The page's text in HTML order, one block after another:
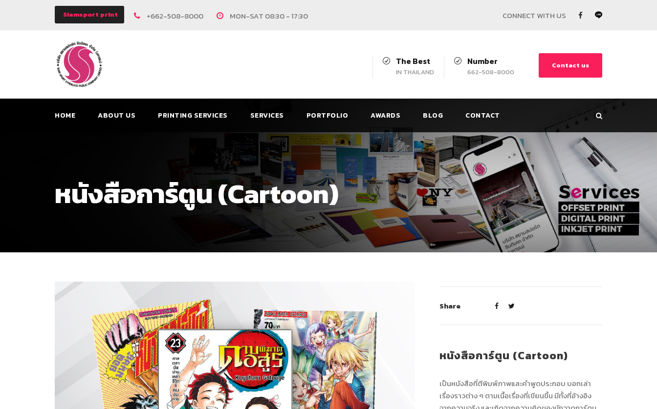
Siamsport print +662-508-8000 MON-SAT 08:30 - 17:30
The Best
IN THAILAND
Number
662-508-8000
Contact us
HOME ABOUT US PRINTING SERVICES SERVICES PORTFOLIO AWARDS BLOG CONTACT
หนังสือการ์ตูน (Cartoon)
Share
หนังสือการ์ตูน (Cartoon)
เป็นหนังสือที่ตีพิมพ์ภาพและคำพูดประกอบ บอกเล่า
เรื่องราวต่าง ๆ ตามเนื้อเรื่องที่เขียนขึ้น มีทั้งที่อ้างอิง